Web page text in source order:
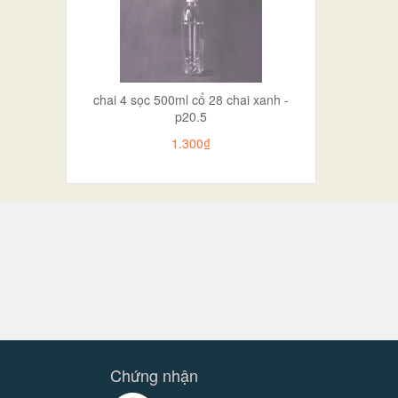
chai 4 sọc 500ml cổ 28 chai xanh -
p20.5
1.300₫
Chứng nhận